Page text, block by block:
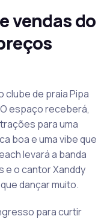
vendas do
clube de praia Pipa
espaço receberá,
para uma
boa e uma vibe que
levará a banda
e o cantor Xanddy
dançar muito.
para curtir